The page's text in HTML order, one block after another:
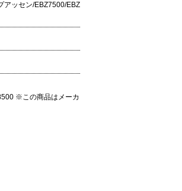
アッセン/EBZ7500/EBZ
※この商品はメーカ